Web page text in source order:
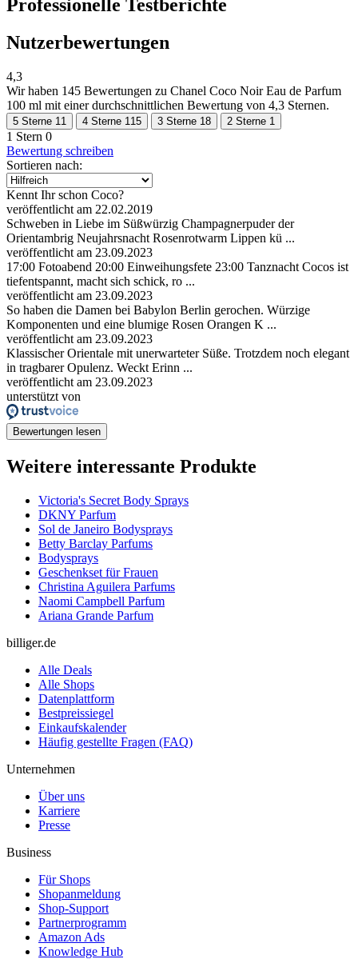
Professionelle Testberichte
Nutzerbewertungen
4,3
Wir haben 145 Bewertungen zu Chanel Coco Noir Eau de Parfum
100 ml mit einer durchschnittlichen Bewertung von 4,3 Sternen.
5 Sterne 11 4 Sterne 115 3 Sterne 18 2 Sterne 1
1 Stern 0
Bewertung schreiben
Sortieren nach:
Kennt Ihr schon Coco?
veröffentlicht am 22.02.2019
Schweben in Liebe im Süßwürzig Champagnerpuder der
Orientambrig Neujahrsnacht Rosenrotwarm Lippen kü ...
veröffentlicht am 23.09.2023
17:00 Fotoabend 20:00 Einweihungsfete 23:00 Tanznacht Cocos ist
tiefentspannt, macht sich schick, ro ...
veröffentlicht am 23.09.2023
So haben die Damen bei Babylon Berlin gerochen. Würzige
Komponenten und eine blumige Rosen Orangen K ...
veröffentlicht am 23.09.2023
Klassischer Orientale mit unerwarteter Süße. Trotzdem noch elegant
in tragbarer Opulenz. Weckt Erinn ...
veröffentlicht am 23.09.2023
unterstützt von
Bewertungen lesen
Weitere interessante Produkte
Victoria's Secret Body Sprays
DKNY Parfum
Sol de Janeiro Bodysprays
Betty Barclay Parfums
Bodysprays
Geschenkset für Frauen
Christina Aguilera Parfums
Naomi Campbell Parfum
Ariana Grande Parfum
billiger.de
Alle Deals
Alle Shops
Datenplattform
Bestpreissiegel
Einkaufskalender
Häufig gestellte Fragen (FAQ)
Unternehmen
Über uns
Karriere
Presse
Business
Für Shops
Shopanmeldung
Shop-Support
Partnerprogramm
Amazon Ads
Knowledge Hub